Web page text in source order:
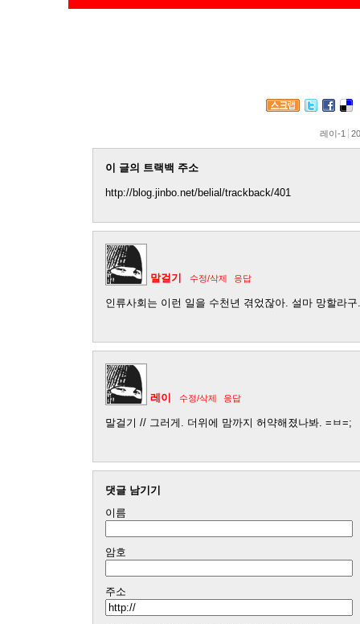
레이-1
이 글의 트랙백 주소
http://blog.jinbo.net/belial/trackback/401
말걸기 수정/삭제 응답
인류사회는 이런 일을 수천년 겪었잖아. 설마 망할라
레이 수정/삭제 응답
말걸기 // 그러게. 더위에 맘까지 허약해졌나봐. =ㅂ=;
댓글 남기기
이름
암호
주소